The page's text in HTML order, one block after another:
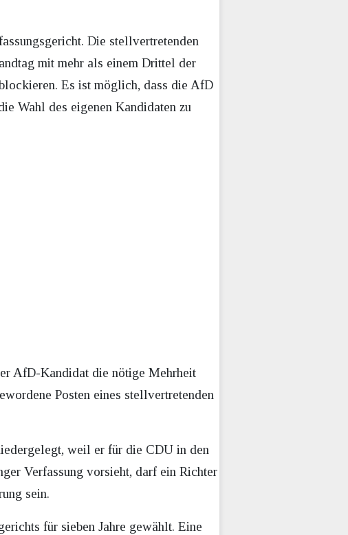
Die stellvertretenden
mit mehr als einem Drittel der
Es ist möglich, dass die AfD
Wahl des eigenen Kandidaten zu
AfD-Kandidat die nötige Mehrheit
Posten eines stellvertretenden
weil er für die CDU in den
Verfassung vorsieht, darf ein Richter
sein.
für sieben Jahre gewählt. Eine